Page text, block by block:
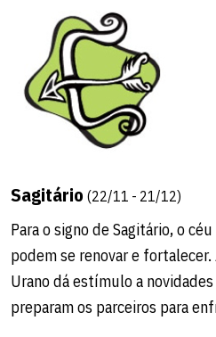
Sagitário (22/11 - 21/12)
Para o signo de Sagitário, o
podem se renovar e fortalecer.
Urano dá estímulo a
preparam os parceiros para